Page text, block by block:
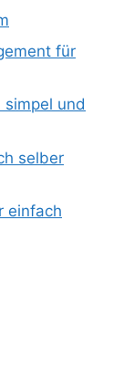
für
und
selber
einfach